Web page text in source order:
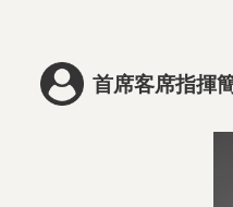
首席客席指揮